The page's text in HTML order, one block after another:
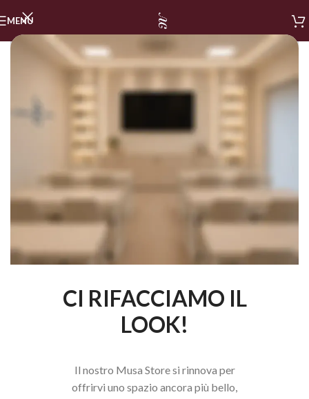
CI RIFACCIAMO IL
LOOK!
Il nostro Musa Store si rinnova per
offrirvi uno spazio ancora più bello,
MENU